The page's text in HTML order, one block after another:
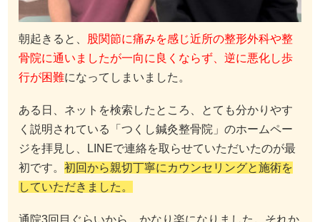
朝起きると、
股関節に痛みを感じ近所の整形外科や整
骨院に通いましたが一向に良くならず、逆に悪化し歩
行が困難になってしまいました。
ある日、ネットを検索したところ、とても分かりやす
く説明されている「つくし鍼灸整骨院」のホームペー
ジを拝見し、LINEで連絡を取らせていただいたのが最
初です。 初回から親切丁寧にカウンセリングと施術を
していただきました。